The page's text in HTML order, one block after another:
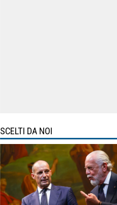
SCELTI DA NOI